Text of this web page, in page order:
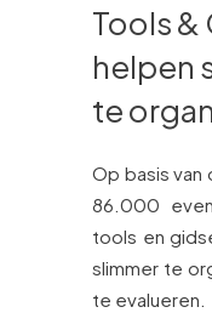
Tools &
helpen
te
Op basis van
86.000
tools en
slimmer te
te evalueren.